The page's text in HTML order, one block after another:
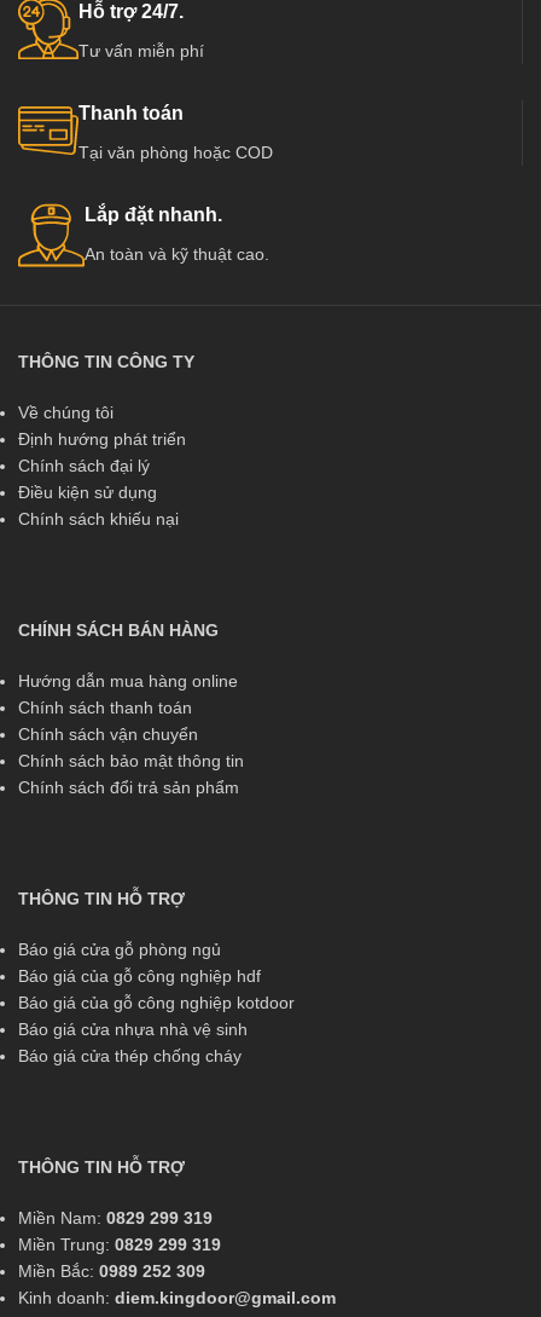
Hỗ trợ 24/7.
Tư vấn miễn phí
Thanh toán
Tại văn phòng hoặc COD
Lắp đặt nhanh.
An toàn và kỹ thuật cao.
THÔNG TIN CÔNG TY
Về chúng tôi
Định hướng phát triển
Chính sách đại lý
Điều kiện sử dụng
Chính sách khiếu nại
CHÍNH SÁCH BÁN HÀNG
Hướng dẫn mua hàng online
Chính sách thanh toán
Chính sách vận chuyển
Chính sách bảo mật thông tin
Chính sách đổi trả sản phẩm
THÔNG TIN HỖ TRỢ
Báo giá cửa gỗ phòng ngủ
Báo giá của gỗ công nghiệp hdf
Báo giá của gỗ công nghiệp kotdoor
Báo giá cửa nhựa nhà vệ sinh
Báo giá cửa thép chống cháy
THÔNG TIN HỖ TRỢ
Miền Nam: 0829 299 319
Miền Trung: 0829 299 319
Miền Bắc: 0989 252 309
Kinh doanh: diem.kingdoor@gmail.com